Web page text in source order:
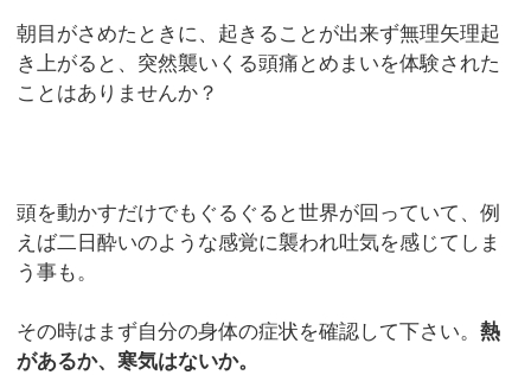
朝目がさめたときに、起きることが出来ず無理矢理起
き上がると、突然襲いくる頭痛とめまいを体験された
ことはありませんか？
頭を動かすだけでもぐるぐると世界が回っていて、例
えば二日酔いのような感覚に襲われ吐気を感じてしま
う事も。
その時はまず自分の身体の症状を確認して下さい。熱
があるか、寒気はないか。